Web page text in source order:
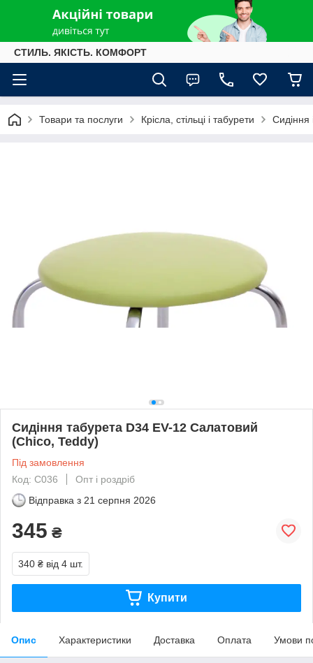
СТИЛЬ. ЯКІСТЬ. КОМФОРТ
Товари та послуги Крісла, стільці і табурети Сидіння
Сидіння табурета D34 EV-12 Салатовий
(Chico, Teddy)
Під замовлення
Код: С036
Опт і роздріб
Відправка з 21 серпня 2026
345 ₴
340 ₴ від 4 шт.
Купити
Опис Характеристики Доставка Оплата Умови